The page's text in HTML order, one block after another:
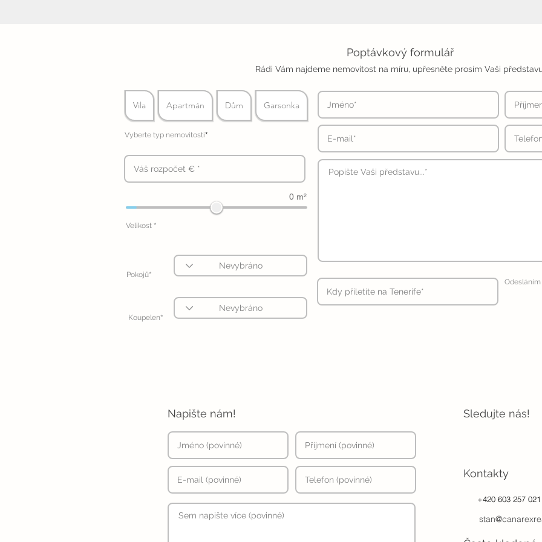
Poptávkový formulář
Rádi Vám najdeme nemovitost na míru, upřesněte prosím Vaši
Vila Apartmán Dům Garsonka
Vyberte typ nemovitosti*
0 m²
Velikost *
Pokojů*
Koupelen*
Napište nám! Sledujte nás!
Kontakty
+420 603 257 021